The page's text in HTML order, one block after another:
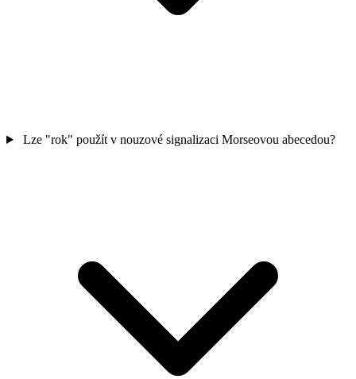
Lze "rok" použít v nouzové signalizaci Morseovou abecedou?